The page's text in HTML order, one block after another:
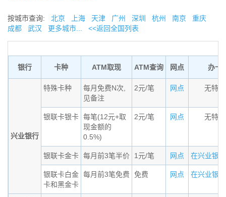
按城市查询: 北京 上海 天津 广州 深圳 杭州 南京
重庆
成都
武汉 更多城市... <<返回全国列表
银行 卡种 ATM取现 ATM查询 网点 办卡
兴业银行
特殊卡种
每月免费N次,
见备注
2元/笔 网点 无特
银联卡银卡 每笔(12元+取
现金额的
0.5%)
2元/笔 网点 无特
银联卡金卡 每月前3笔半价 1元/笔 网点 在兴业银
银联卡白金
卡和黑金卡
每月前3笔免费 免费 网点 在兴业银